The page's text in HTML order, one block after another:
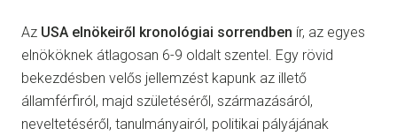
Az USA elnökeiről kronológiai sorrendben ír, az egyes
elnököknek átlagosan 6-9 oldalt szentel. Egy rövid
bekezdésben velős jellemzést kapunk az illető
államférfiról, majd születéséről, származásáról,
neveltetéséről, tanulmányairól, politikai pályájának